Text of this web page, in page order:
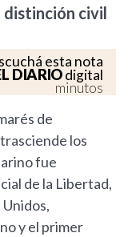
civil
esta nota
DIARIOdigital
minutos
de
los
fue
de la Libertad,
y el primer